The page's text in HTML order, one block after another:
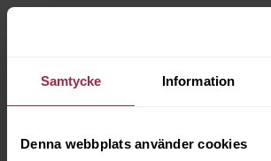
Samtycke Information
Denna webbplats använder cookies